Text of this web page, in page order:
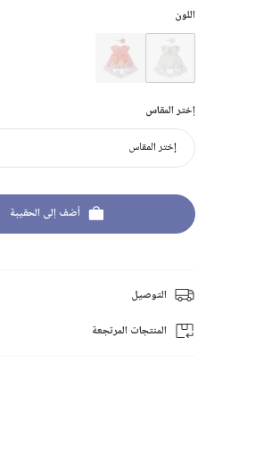
اللون
إختر المقاس
إختر المقاس
أضف إلى الحقيبة
التوصيل
المنتجات المرتجعة